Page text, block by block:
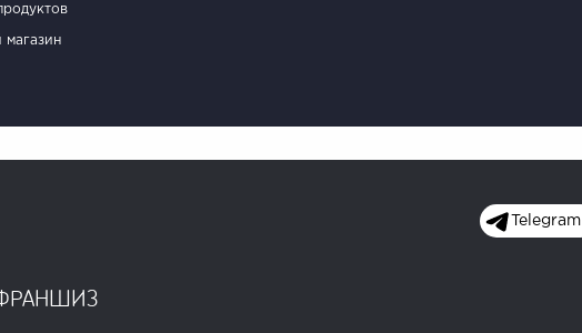
магазин
Telegram